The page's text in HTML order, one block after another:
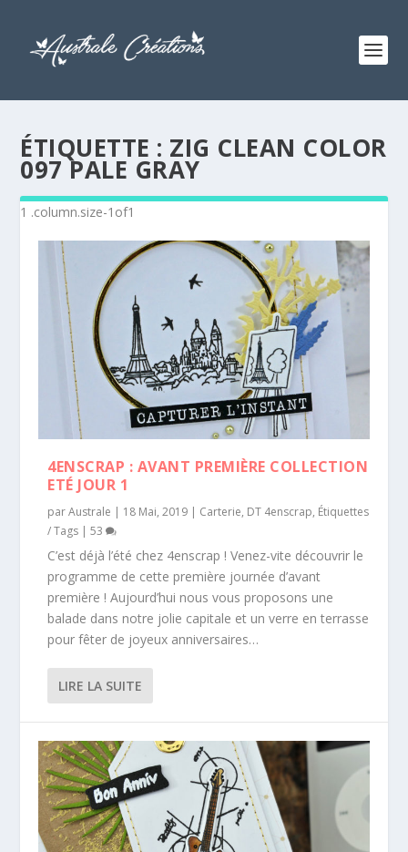
ÉTIQUETTE : ZIG CLEAN COLOR
097 PALE GRAY
4ENSCRAP : AVANT PREMIÈRE COLLECTION
ETÉ JOUR 1
parAustrale | 18 Mai, 2019 | Carterie, DT 4enscrap, Étiquettes
/ Tags |53
C’est déjà l’été chez 4enscrap ! Venez-vite découvrir le
programme de cette première journée d’avant
première ! Aujourd’hui nous vous proposons une
balade dans notre jolie capitale et un verre en terrasse
pour fêter de joyeux anniversaires…
LIRE LA SUITE